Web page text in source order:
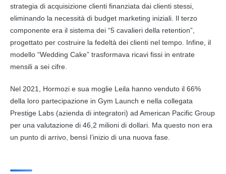
strategia di acquisizione clienti finanziata dai clienti stessi,
eliminando la necessità di budget marketing iniziali. Il terzo
componente era il sistema dei “5 cavalieri della retention”,
progettato per costruire la fedeltà dei clienti nel tempo. Infine, il
modello “Wedding Cake” trasformava ricavi fissi in entrate
mensili a sei cifre.
Nel 2021, Hormozi e sua moglie Leila hanno venduto il 66%
della loro partecipazione in Gym Launch e nella collegata
Prestige Labs (azienda di integratori) ad American Pacific Group
per una valutazione di 46,2 milioni di dollari. Ma questo non era
un punto di arrivo, bensì l’inizio di una nuova fase.